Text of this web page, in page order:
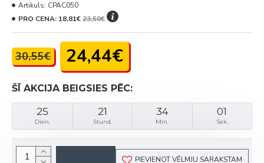
ŠĪ AKCIJA BEIGSIES PĒC:
25
Dien.
21
Stund.
34
Min.
01
Sek.
30,55€ 24,44€
Artikuls: CPAC050
PRO CENA: 18,81€23,50€
PIEVIENOT VĒLMJU SARAKSTAM